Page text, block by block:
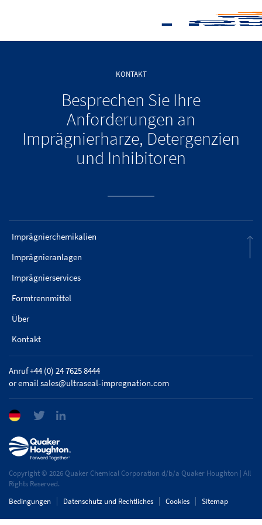
KONTAKT
Besprechen Sie Ihre
Anforderungen an
Imprägnierharze, Detergenzien
und Inhibitoren
Imprägnierchemikalien
Imprägnieranlagen
Imprägnierservices
Formtrennmittel
Über
Kontakt
Anruf +44 (0) 24 7625 8444
or emailsales@ultraseal-impregnation.com
Copyright © 2026 Quaker Chemical Corporation d/b/a Quaker Houghton | All
Rights Reserved.
Bedingungen
Datenschutz und Rechtliches Cookies Sitemap